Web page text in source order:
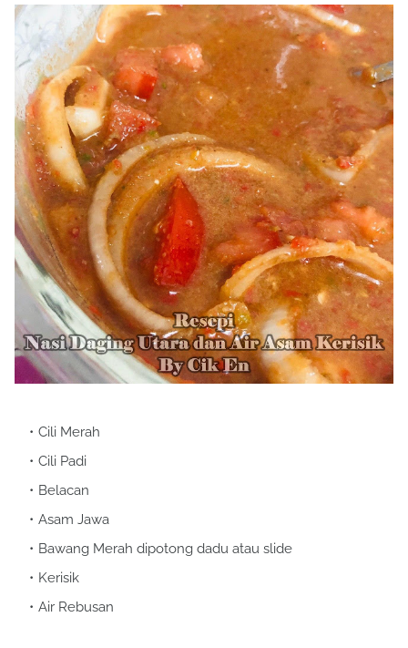
Cili Merah
Cili Padi
Belacan
Asam Jawa
Bawang Merah dipotong dadu atau slide
Kerisik
Air Rebusan